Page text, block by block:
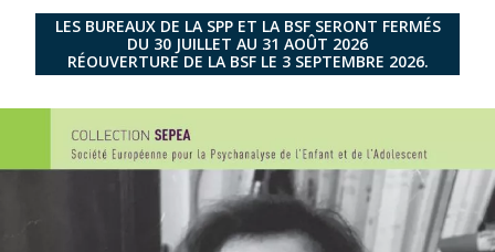
LES BUREAUX DE LA SPP ET LA BSF SERONT FERMÉS
DU 30 JUILLET AU 31 AOÛT 2026
RÉOUVERTURE DE LA BSF LE 3 SEPTEMBRE 2026.